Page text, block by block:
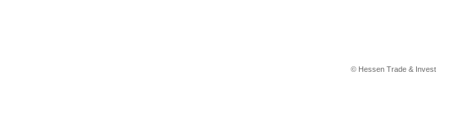
© Hessen Trade & Invest